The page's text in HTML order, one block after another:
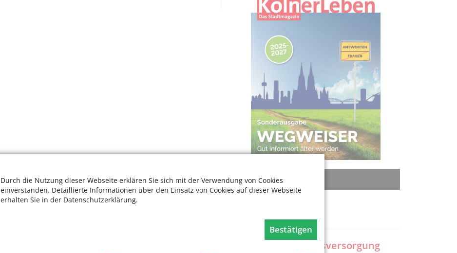
Durch die Nutzung dieser Webseite erklären Sie sich mit der Verwendung von Cookies
einverstanden. Detaillierte Informationen über den Einsatz von Cookies auf dieser Webseite
erhalten Sie in der Datenschutzerklärung.
Bestätigen
KATEGORIEN
Gesundheitsversorgung